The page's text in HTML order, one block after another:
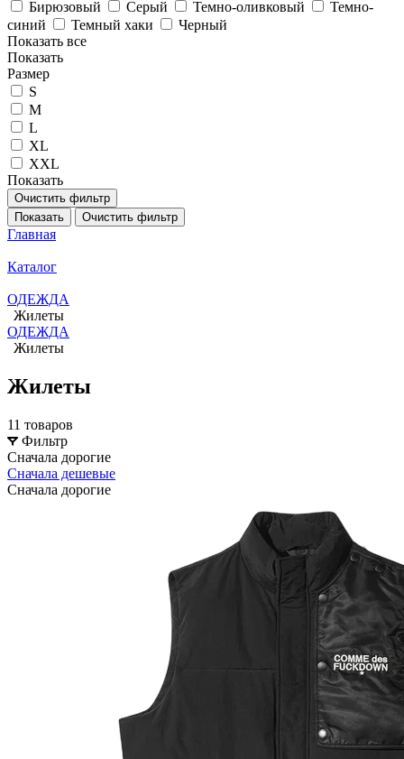
Бирюзовый Серый Темно-оливковый
Темно-
синий
Темный хаки
Черный
Показать все
Показать
Размер
S
M
L
XL
XXL
Показать
Очистить фильтр
Показать
Очистить фильтр
Главная
Каталог
ОДЕЖДА
Жилеты
ОДЕЖДА
Жилеты
Жилеты
11 товаров
Фильтр
Сначала дорогие
Сначала дешевые
Сначала дорогие